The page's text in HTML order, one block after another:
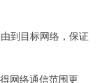
到目标网络，保证
网络通信范围更